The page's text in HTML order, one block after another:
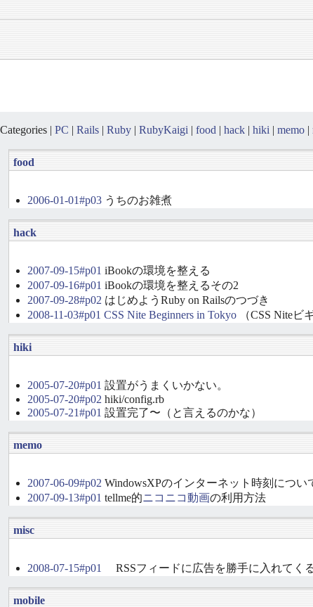
Categories | PC | Rails | Ruby | RubyKaigi | food | hack | hiki | memo |
food
2006-01-01#p03 うちのお雑煮
hack
2007-09-15#p01 iBookの環境を整える
2007-09-16#p01 iBookの環境を整えるその2
2007-09-28#p02 はじめようRuby on Railsのつづき
2008-11-03#p01 CSS Nite Beginners in Tokyo （CSS Niteビ
hiki
2005-07-20#p01 設置がうまくいかない。
2005-07-20#p02 hiki/config.rb
2005-07-21#p01 設置完了〜（と言えるのかな）
memo
2007-06-09#p02 WindowsXPのインターネット時刻につい
2007-09-13#p01 tellme的ニコニコ動画の利用方法
misc
2008-07-15#p01 RSSフィードに広告を勝手に入れてく
mobile